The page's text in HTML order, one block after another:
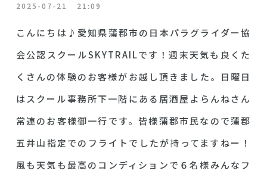
2025-07-21 21:09
こんにちは♪愛知県蒲郡市の日本パラグライダー協
会公認スクールSKYTRAILです！週末天気も良くた
くさんの体験のお客様がお越し頂きました。日曜日
はスクール事務所下一階にある居酒屋よらんねさん
常連のお客様御一行です。皆様蒲郡市民なので蒲郡
五井山指定でのフライトでしたが持ってますねー！
風も天気も最高のコンディションで６名様みんなフ